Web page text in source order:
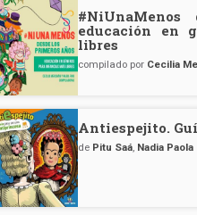
educación en
libres
compilado por Cecilia
Antiespejito.
de Pitu Saá, Nadia